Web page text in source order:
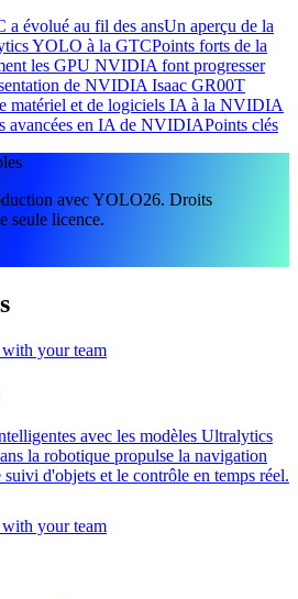
évolué au fil des ansUn aperçu de la
YOLO à la GTCPoints forts de la
les GPU NVIDIA font progresser
de NVIDIA Isaac GR00T
matériel et de logiciels IA à la NVIDIA
avancées en IA de NVIDIAPoints clés
avec YOLO26. Droits
seule licence.
avec les modèles Ultralytics
la robotique propulse la navigation
d'objets et le contrôle en temps réel.